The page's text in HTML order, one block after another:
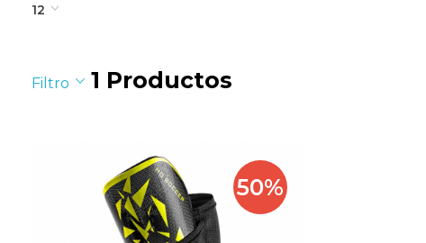
12
Filtro 1 Productos
50%